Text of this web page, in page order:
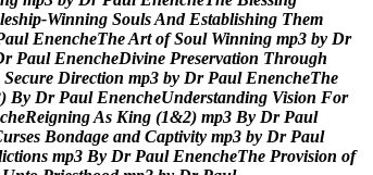
leship-Winning SoulsAnd Establishing Them
aul EnencheTheArt of Soul Winning mp3 by Dr
r Paul EnencheDivine Preservation Through
Secure Direction mp3 by Dr Paul EnencheThe
) By Dr Paul EnencheUnderstanding Vision For
cheReigningAs King (1&2) mp3 By Dr Paul
urses Bondage and Captivity mp3 by Dr Paul
ictions mp3 By Dr Paul EnencheThe Provision of